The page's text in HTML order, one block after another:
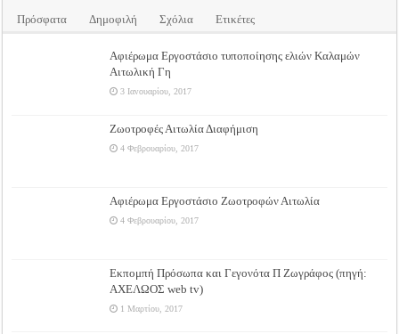
Πρόσφατα Δημοφιλή Σχόλια Ετικέτες
Αφιέρωμα Εργοστάσιο τυποποίησης ελιών Καλαμών
Αιτωλική Γη
3 Ιανουαρίου, 2017
Ζωοτροφές Αιτωλία Διαφήμιση
4 Φεβρουαρίου, 2017
Αφιέρωμα Εργοστάσιο Ζωοτροφών Αιτωλία
4 Φεβρουαρίου, 2017
Εκπομπή Πρόσωπα και Γεγονότα Π Ζωγράφος (πηγή:
ΑΧΕΛΩΟΣ web tv)
1 Μαρτίου, 2017